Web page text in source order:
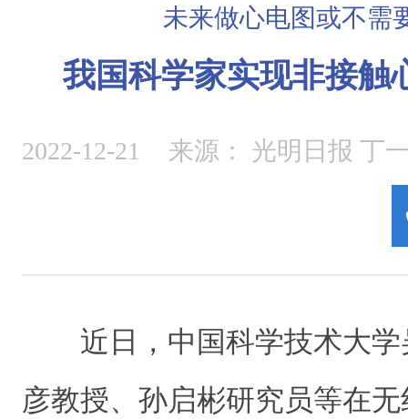
未来做心电图或不需
我国科学家实现非接触
2022-12-21 来源： 光明日报 丁
近日，中国科学技术大学
彦教授、孙启彬研究员等在